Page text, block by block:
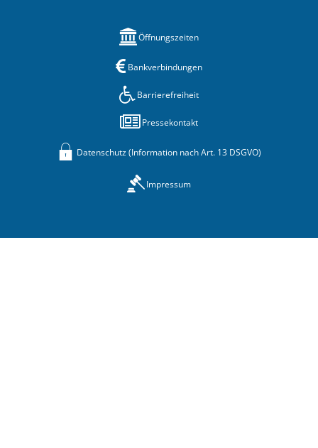
Öffnungszeiten
Bankverbindungen
Barrierefreiheit
Pressekontakt
Datenschutz (Information nach Art. 13 DSGVO)
Impressum